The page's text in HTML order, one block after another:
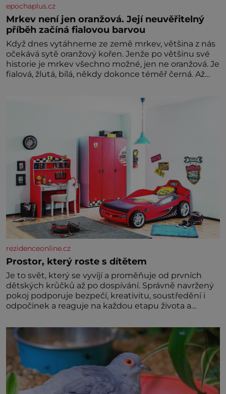
epochaplus.cz
Mrkev není jen oranžová. Její neuvěřitelný
příběh začíná fialovou barvou
Když dnes vytáhneme ze země mrkev, většina z nás
očekává sytě oranžový kořen. Jenže po většinu své
historie je mrkev všechno možné, jen ne oranžová. Je
fialová, žlutá, bílá, někdy dokonce téměř černá. Až
nedokážeme představit. Její příběh je
rezidenceonline.cz
Prostor, který roste s dítětem
Je to svět, který se vyvíjí a proměňuje od prvních
dětských krůčků až po dospívání. Správně navržený
pokoj podporuje bezpečí, kreativitu, soustředění i
odpočinek a reaguje na každou etapu života a
jednoduchost, měkkost a bezpečí, proto by pokoj
miminka měl působit především klidně a útulně.
Předškolní věk je